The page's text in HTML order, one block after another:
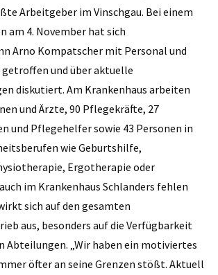
Arbeitgeber im Vinschgau. Bei einem
am 4. November hat sich
Arno Kompatscher mit Personal und
und über aktuelle
diskutiert. Am Krankenhaus arbeiten
und Ärzte, 90 Pflegekräfte, 27
und Pflegehelfer sowie 43 Personen in
wie Geburtshilfe,
Ergotherapie oder
im Krankenhaus Schlanders fehlen
sich auf den gesamten
aus, besonders auf die Verfügbarkeit
Abteilungen. „Wir haben ein motiviertes
öfter an seine Grenzen stößt. Aktuell